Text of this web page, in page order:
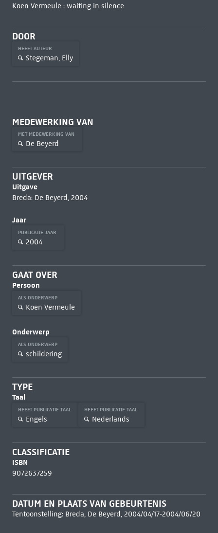
Koen Vermeule : waiting in silence
DOOR
HEEFT AUTEUR
Stegeman, Elly
MEDEWERKING VAN
MET MEDEWERKING VAN
De Beyerd
UITGEVER
Uitgave
Breda: De Beyerd, 2004
Jaar
PUBLICATIE JAAR
2004
GAAT OVER
Persoon
ALS ONDERWERP
Koen Vermeule
Onderwerp
ALS ONDERWERP
schildering
TYPE
Taal
HEEFT PUBLICATIE TAAL
Engels
HEEFT PUBLICATIE TAAL
Nederlands
CLASSIFICATIE
ISBN
9072637259
DATUM EN PLAATS VAN GEBEURTENIS
Tentoonstelling: Breda, De Beyerd, 2004/04/17-2004/06/20